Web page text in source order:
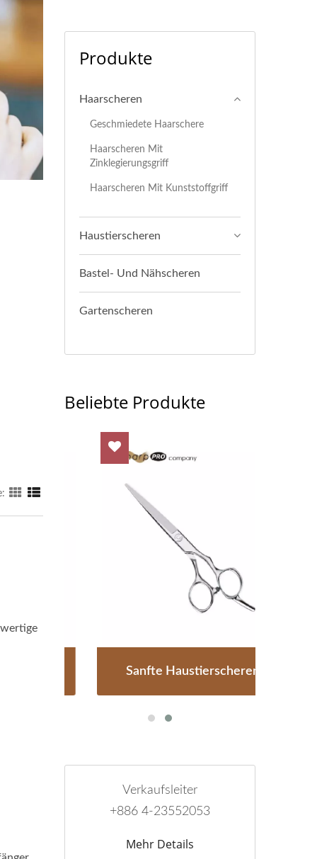
Produkte
Haarscheren
Geschmiedete Haarschere
Haarscheren Mit
Zinklegierungsgriff
Haarscheren Mit Kunststoffgriff
Haustierscheren
Bastel- Und Nähscheren
Gartenscheren
Beliebte Produkte
Sanfte Haustierscheren
Verkaufsleiter
+886 4-23552053
Mehr Details